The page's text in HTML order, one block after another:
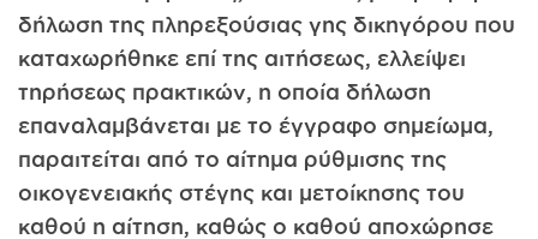
δήλωση της πληρεξούσιας γης δικηγόρου που
καταχωρήθηκε επί της αιτήσεως, ελλείψει
τηρήσεως πρακτικών, η οποία δήλωση
επαναλαμβάνεται με το έγγραφο σημείωμα,
παραιτείται από το αίτημα ρύθμισης της
οικογενειακής στέγης και μετοίκησης του
καθού η αίτηση, καθώς ο καθού αποχώρησε